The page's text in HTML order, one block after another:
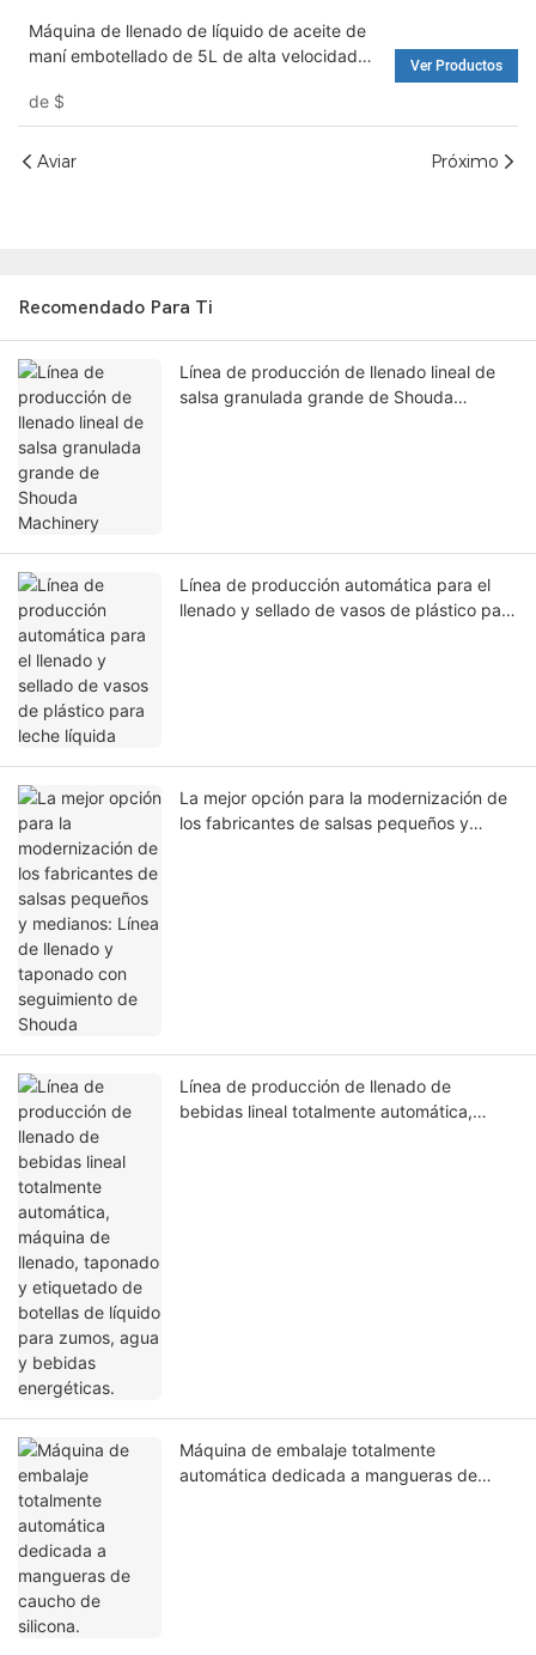
Máquina de llenado de líquido de aceite de
maní embotellado de 5L de alta velocidad
llenado de agua y lavadora
de $
Ver Productos
Aviar Próximo
Recomendado Para Ti
Línea de producción de llenado lineal de
salsa granulada grande de Shouda
Línea de producción automática para el
llenado y sellado de vasos de plástico para
La mejor opción para la modernización de
los fabricantes de salsas pequeños y
Línea de producción de llenado de
bebidas lineal totalmente automática,
Máquina de embalaje totalmente
automática dedicada a mangueras de